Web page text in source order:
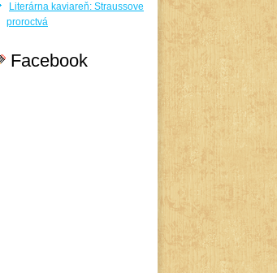
Literárna kaviareň: Straussove
proroctvá
Facebook